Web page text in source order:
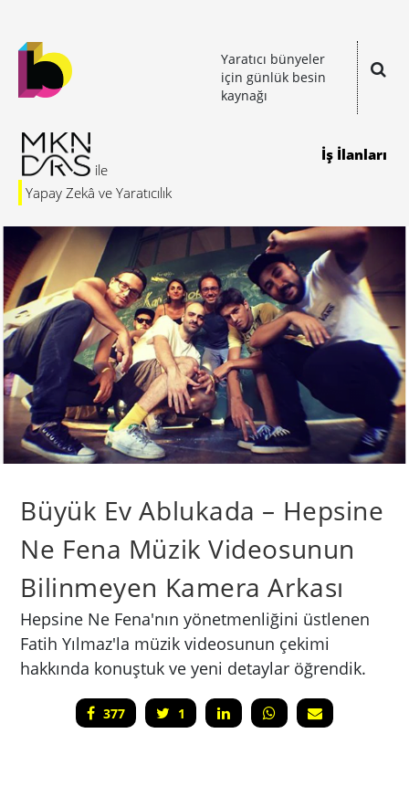
Yaratıcı bünyeler
için günlük besin
kaynağı
Yapay Zekâ ve Yaratıcılık
İş İlanları
Büyük Ev Ablukada – Hepsine
Ne Fena Müzik Videosunun
Bilinmeyen Kamera Arkası
Hepsine Ne Fena'nın yönetmenliğini üstlenen
Fatih Yılmaz'la müzik videosunun çekimi
hakkında konuştuk ve yeni detaylar öğrendik.
377 1